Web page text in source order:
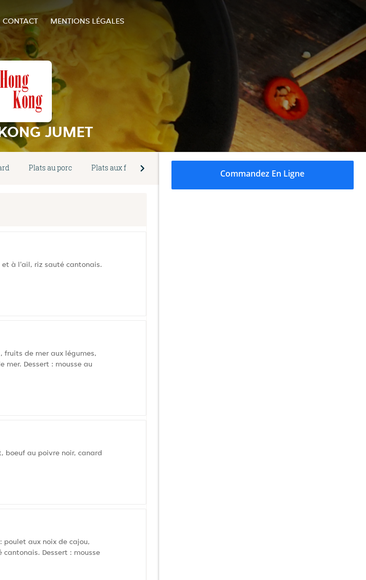
CONTACT MENTIONS LÉGALES
JUMET
Plats au porc Plats aux fruits de mer Bouillons de nouilles
à l'ail, riz sauté cantonais.
fruits de mer aux légumes,
mer. Dessert : mousse au
boeuf au poivre noir, canard
poulet aux noix de cajou,
Dessert : mousse
Commandez En Ligne